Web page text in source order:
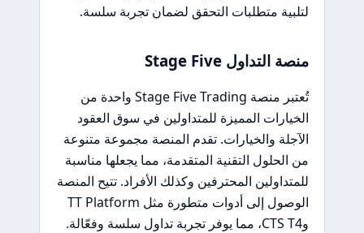
لتلبية متطلبات التحقق لضمان تجربة سلسة.
منصة التداول Stage Five
تُعتبر منصة Stage Five Trading واحدة من
الخيارات المميزة للمتداولين في سوق العقود
الآجلة والخيارات. تقدم المنصة مجموعة متنوعة
من الحلول التقنية المتقدمة، مما يجعلها مناسبة
للمتداولين المحترفين وكذلك الأفراد. تتيح المنصة
الوصول إلى أدوات متطورة مثل TT Platform
وCTS T4، مما يوفر تجربة تداول سلسة وفعّالة.